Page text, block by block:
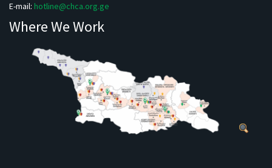
E-mail: hotline@chca.org.ge
Where We Work